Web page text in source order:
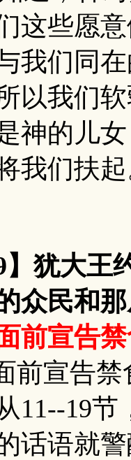
这些愿
我们同
以我们
神的儿
我们扶
】犹大
众民和
前宣告
宣告禁
11--19
话语就